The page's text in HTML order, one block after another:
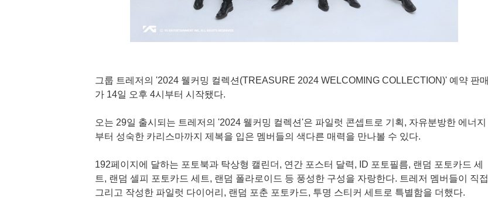
그룹 트레저의 '2024 웰커밍 컬렉션(TREASURE 2024 WELCOMING COLLECTION)' 예약 판매
가 14일 오후 4시부터 시작됐다.
오는 29일 출시되는 트레저의 '2024 웰커밍 컬렉션'은 파일럿 콘셉트로 기획, 자유분방한 에너지
부터 성숙한 카리스마까지 제복을 입은 멤버들의 색다른 매력을 만나볼 수 있다.
192페이지에 달하는 포토북과 탁상형 캘린더, 연간 포스터 달력, ID 포토필름, 랜덤 포토카드 세
트, 랜덤 셀피 포토카드 세트, 랜덤 폴라로이드 등 풍성한 구성을 자랑한다. 트레저 멤버들이 직접
그리고 작성한 파일럿 다이어리, 랜덤 포춘 포토카드, 투명 스티커 세트로 특별함을 더했다.